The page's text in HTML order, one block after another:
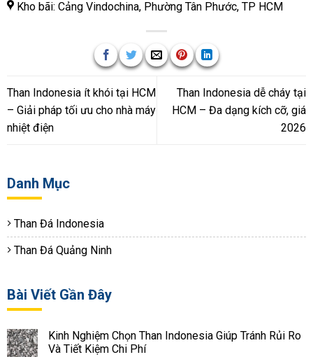
Danh Mục
Than Đá Indonesia
Than Đá Quảng Ninh
Bài Viết Gần Đây
Kinh Nghiệm Chọn Than Indonesia Giúp Tránh Rủi Ro
Và Tiết Kiệm Chi Phí
Kho bãi: Cảng Vindochina, Phường Tân Phước, TP HCM
Than Indonesia ít khói tại HCM
– Giải pháp tối ưu cho nhà máy
nhiệt điện
Than Indonesia dễ cháy tại
HCM – Đa dạng kích cỡ, giá
2026